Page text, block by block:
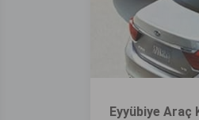
Eyyübiye Araç